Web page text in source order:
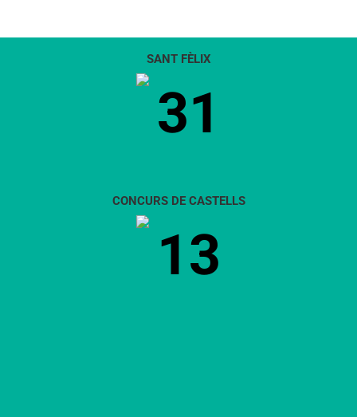
SANT FÈLIX
31
CONCURS DE CASTELLS
13